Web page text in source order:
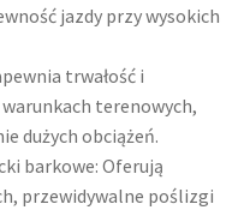
jazdy przy wysokich
trwałość i
terenowych,
dużych obciążeń.​
barkowe: Oferują
przewidywalne poślizgi